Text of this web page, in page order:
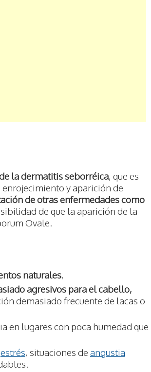
la dermatitis seborréica, que es
y aparición de
de otras enfermedades como
de que la aparición de la
Ovale.
naturales,
agresivos para el cabello,
demasiado frecuente de lacas o
en lugares con poca humedad que
estrés, situaciones de angustia